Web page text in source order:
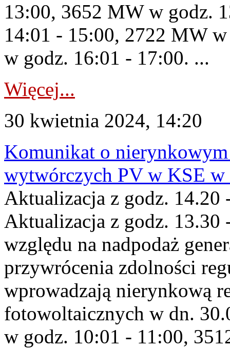
13:00, 3652 MW w godz.
14:01 - 15:00, 2722 MW
w godz. 16:01 - 17:00. ...
Więcej...
30 kwietnia 2024, 14:20
Komunikat o
wytwórczych PV w KSE
Aktualizacja z godz. 14.20
Aktualizacja z godz.
względu na nadpodaż
przywrócenia zdolności
wprowadzają nierynkową
fotowoltaicznych w dn.
w godz. 10:01 - 11:00,